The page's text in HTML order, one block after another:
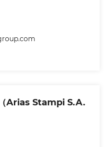
Arias Stampi S.A.